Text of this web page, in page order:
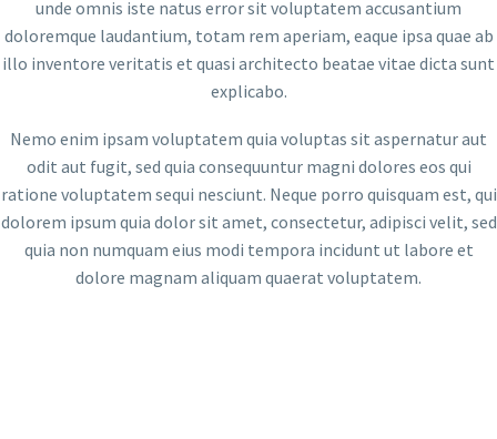
unde omnis iste natus error sit voluptatem accusantium
doloremque laudantium, totam rem aperiam, eaque ipsa quae ab
illo inventore veritatis et quasi architecto beatae vitae dicta sunt
explicabo.
Nemo enim ipsam voluptatem quia voluptas sit aspernatur aut
odit aut fugit, sed quia consequuntur magni dolores eos qui
ratione voluptatem sequi nesciunt. Neque porro quisquam est, qui
dolorem ipsum quia dolor sit amet, consectetur, adipisci velit, sed
quia non numquam eius modi tempora incidunt ut labore et
dolore magnam aliquam quaerat voluptatem.